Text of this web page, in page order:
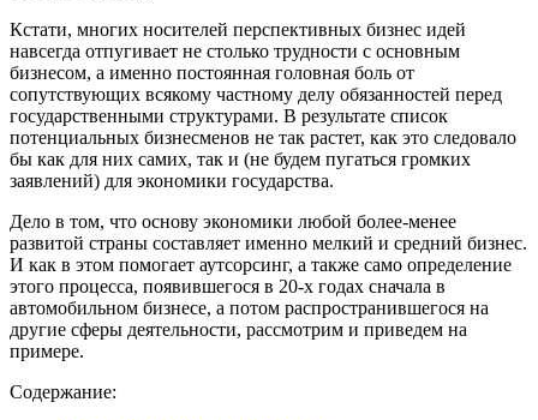
Кстати, многих носителей перспективных бизнес идей
навсегда отпугивает не столько трудности с основным
бизнесом, а именно постоянная головная боль от
сопутствующих всякому частному делу обязанностей перед
государственными структурами. В результате список
потенциальных бизнесменов не так растет, как это следовало
бы как для них самих, так и (не будем пугаться громких
заявлений) для экономики государства.
Дело в том, что основу экономики любой более-менее
развитой страны составляет именно мелкий и средний бизнес.
И как в этом помогает аутсорсинг, а также само определение
этого процесса, появившегося в 20-х годах сначала в
автомобильном бизнесе, а потом распространившегося на
другие сферы деятельности, рассмотрим и приведем на
примере.
Содержание: